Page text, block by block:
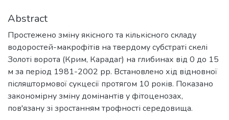
Abstract
Простежено зміну якісного та кількісного складу
водоростей-макрофітів на твердому субстраті скелі
Золоті ворота (Крим, Карадаг) на глибинах від 0 до 15
м за період 1981-2002 рр. Встановлено хід відновної
післяштормової сукцесії протягом 10 років. Показано
закономірну зміну домінантів у фітоценозах,
пов'язану зі зростанням трофності середовища.